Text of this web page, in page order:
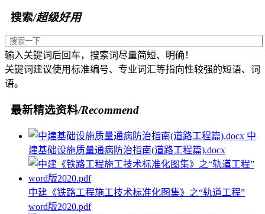
搜索/超级好用
输入关键词后回车，搜索词尽量简短、明确！
关键词建议使用标准编号、专业词汇等指向性较强的短语、词
语。
最新精选资料/Recommend
中
建基础设施质量通病防治指南(道路工程篇).docx
中建《铁路工程施工技术标准化图集》之“轨道工程”
word版2020.pdf